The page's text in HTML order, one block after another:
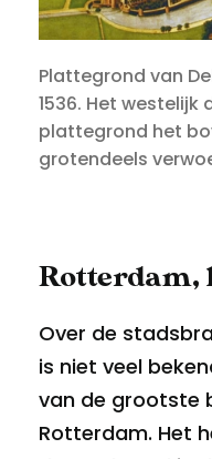
Plattegrond van
1536. Het
plattegrond het
grotendeels
Rotterdam,
Over de
is niet veel
van de grootste
Rotterdam. Het